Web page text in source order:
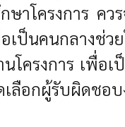
าโครงการ คว
เป็นคนกลางช่
โครงการ เพื่อ
เลือกผู้รับผิดชอ